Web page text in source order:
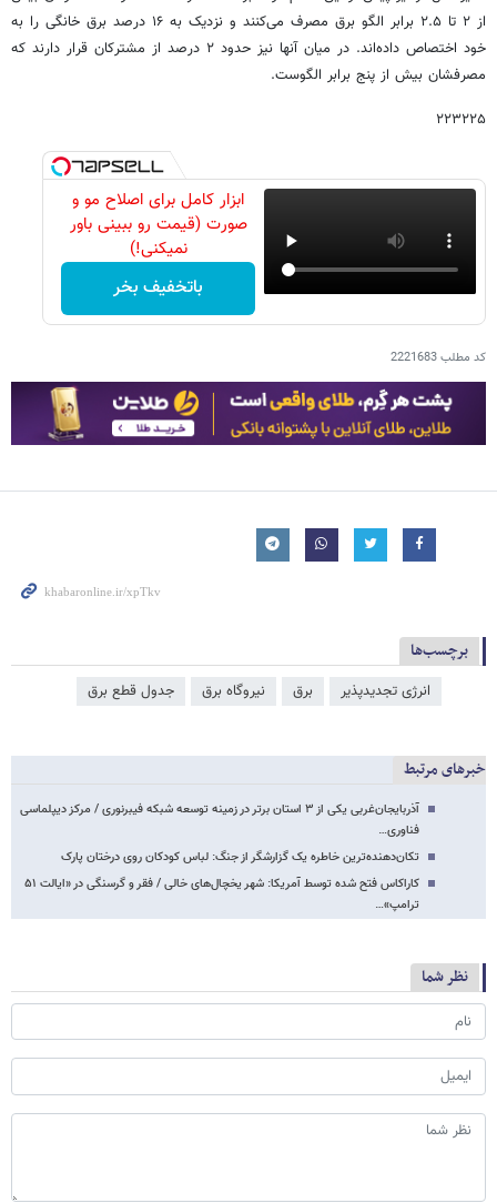
از ۲ تا ۲.۵ برابر الگو برق مصرف می‌کنند و نزدیک به ۱۶ درصد برق خانگی را به
خود اختصاص داده‌اند. در میان آنها نیز حدود ۲ درصد از مشترکان قرار دارند که
مصرفشان بیش از پنج برابر الگوست.
۲۲۳۲۲۵
ابزار کامل برای اصلاح مو و
صورت (قیمت رو ببینی باور
نمیکنی!)
باتخفیف بخر
کد مطلب2221683
برچسب‌ها
انرژی تجدیدپذیر برق نیروگاه برق جدول قطع برق
خبرهای مرتبط
آذربایجان‌غربی یکی از ۳ استان برتر در زمینه توسعه شبکه فیبرنوری / مرکز دیپلماسی
فناوری…
تکان‌دهنده‌ترین خاطره یک گزارشگر از جنگ: لباس کودکان روی درختان پارک
کاراکاس فتح شده توسط آمریکا: شهر یخچال‌های خالی / فقر و گرسنگی در «ایالت ۵۱
ترامپ»…
نظر شما